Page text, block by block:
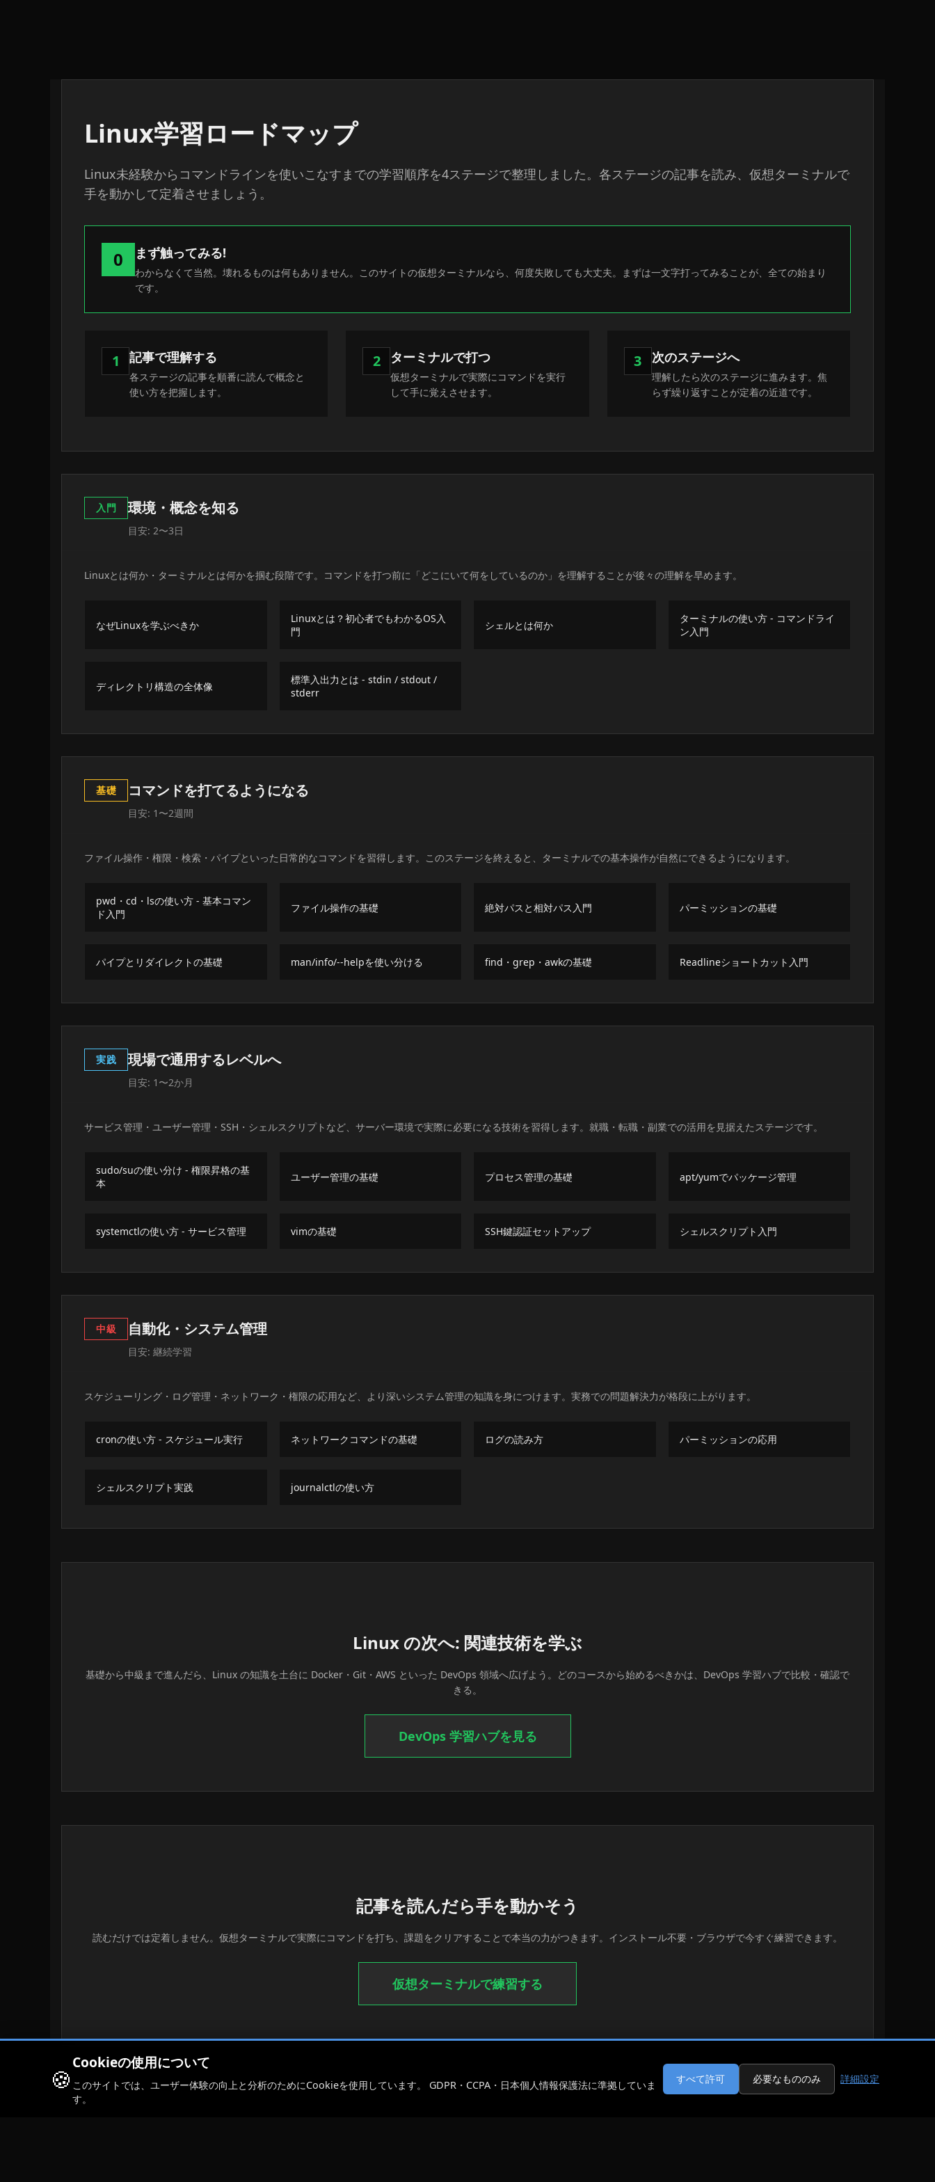
🍪
Cookieの使用について
このサイトでは、ユーザー体験の向上と分析のためにCookieを使用しています。 GDPR・CCPA・日本個人情報保護法に準拠していま
す。
すべて許可 必要なもののみ 詳細設定
Linux学習ロードマップ
Linux未経験からコマンドラインを使いこなすまでの学習順序を4ステージで整理しました。各ステージの記事を読み、仮想ターミナルで
手を動かして定着させましょう。
0 まず触ってみる!
わからなくて当然。壊れるものは何もありません。このサイトの仮想ターミナルなら、何度失敗しても大丈夫。まずは一文字打ってみることが、全ての始まり
です。
1 記事で理解する
各ステージの記事を順番に読んで概念と
使い方を把握します。
2 ターミナルで打つ
仮想ターミナルで実際にコマンドを実行
して手に覚えさせます。
3 次のステージへ
理解したら次のステージに進みます。焦
らず繰り返すことが定着の近道です。
入門 環境・概念を知る
目安: 2〜3日
Linuxとは何か・ターミナルとは何かを掴む段階です。コマンドを打つ前に「どこにいて何をしているのか」を理解することが後々の理解を早めます。
なぜLinuxを学ぶべきか
Linuxとは？初心者でもわかるOS入
門
シェルとは何か
ターミナルの使い方 - コマンドライ
ン入門
ディレクトリ構造の全体像
標準入出力とは - stdin / stdout /
stderr
基礎 コマンドを打てるようになる
目安: 1〜2週間
ファイル操作・権限・検索・パイプといった日常的なコマンドを習得します。このステージを終えると、ターミナルでの基本操作が自然にできるようになります。
pwd・cd・lsの使い方 - 基本コマン
ド入門
ファイル操作の基礎 絶対パスと相対パス入門 パーミッションの基礎
パイプとリダイレクトの基礎 man/info/--helpを使い分ける find・grep・awkの基礎 Readlineショートカット入門
実践 現場で通用するレベルへ
目安: 1〜2か月
サービス管理・ユーザー管理・SSH・シェルスクリプトなど、サーバー環境で実際に必要になる技術を習得します。就職・転職・副業での活用を見据えたステージです。
sudo/suの使い分け - 権限昇格の基
本
ユーザー管理の基礎 プロセス管理の基礎 apt/yumでパッケージ管理
systemctlの使い方 - サービス管理 vimの基礎 SSH鍵認証セットアップ シェルスクリプト入門
中級 自動化・システム管理
目安: 継続学習
スケジューリング・ログ管理・ネットワーク・権限の応用など、より深いシステム管理の知識を身につけます。実務での問題解決力が格段に上がります。
cronの使い方 - スケジュール実行 ネットワークコマンドの基礎 ログの読み方 パーミッションの応用
シェルスクリプト実践 journalctlの使い方
Linux の次へ: 関連技術を学ぶ
基礎から中級まで進んだら、Linux の知識を土台に Docker・Git・AWS といった DevOps 領域へ広げよう。どのコースから始めるべきかは、DevOps 学習ハブで比較・確認で
きる。
DevOps 学習ハブを見る
記事を読んだら手を動かそう
読むだけでは定着しません。仮想ターミナルで実際にコマンドを打ち、課題をクリアすることで本当の力がつきます。インストール不要・ブラウザで今すぐ練習できます。
仮想ターミナルで練習する